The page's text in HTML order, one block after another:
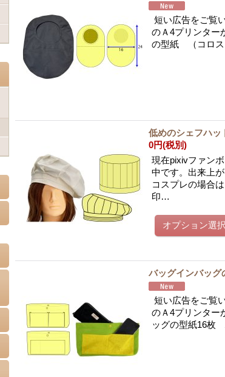
短い広告をご覧
のＡ4プリンター
の型紙 （コロ
低めのシェフハッ
0円(税別)
現在pixivファン
中です。出来上
コスプレの場合
印…
バッグインバッ
短い広告をご覧
のＡ4プリンター
ッグの型紙16